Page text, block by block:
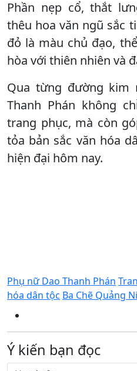
Phần nẹp cổ, thắt
thêu hoa văn ngũ sắc
đỏ là màu chủ đạo,
hòa với thiên nhiên và
Qua từng đường kim
Thanh Phán không
trang phục, mà còn
tỏa bản sắc văn hóa
hiện đại hôm nay.
Phụ nữ Dao Thanh Phán
hóa dân tộc Ba Chẽ Quảng
Ý kiến bạn đọc